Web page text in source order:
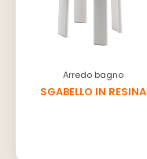
Arredo bagno
SGABELLO IN RESINA